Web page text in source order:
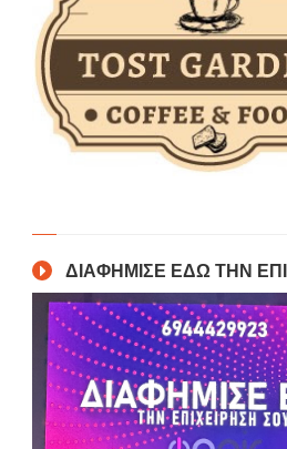
ΔΙΑΦΗΜΙΣΕ ΕΔΩ ΤΗΝ